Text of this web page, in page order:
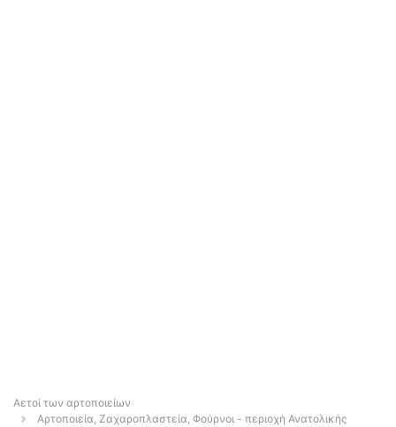
Αετοί των αρτοποιείων
Αρτοποιεία, Ζαχαροπλαστεία, Φούρνοι - περιοχή Ανατολικής